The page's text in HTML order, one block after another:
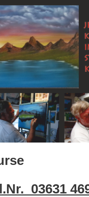
03631